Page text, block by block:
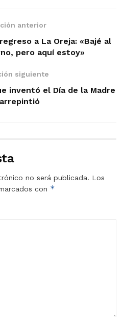
anterior
a La Oreja: «Bajé al
pero aquí estoy»
siguiente
inventó el Día de la Madre
no será publicada. Los
con *